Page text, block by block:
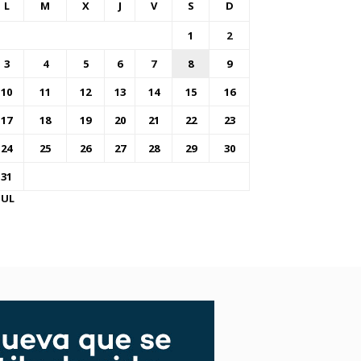
L M X J V S D
1
2
3
4 5 6 7 8
9
10
11 12 13 14 15
16
17
18 19 20 21 22
23
24
25 26 27 28 29
30
31